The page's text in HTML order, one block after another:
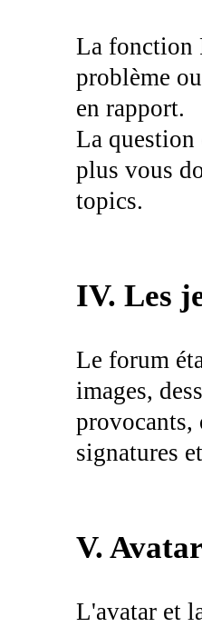
La fonction
problème
en rapport.
La question
plus vous
topics.
IV. Les
Le forum
images,
provocants,
signatures
V.
L'avatar et